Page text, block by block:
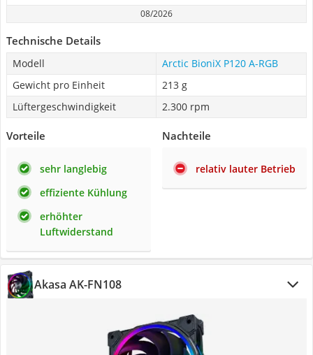
08/2026
Technische Details
Modell
Arctic BioniX P120 A-RGB
Gewicht pro Einheit
‎213 g
Lüftergeschwindigkeit
2.300 rpm
Vorteile
sehr langlebig
effiziente Kühlung
erhöhter
Luftwiderstand
Nachteile
relativ lauter Betrieb
Akasa AK-FN108